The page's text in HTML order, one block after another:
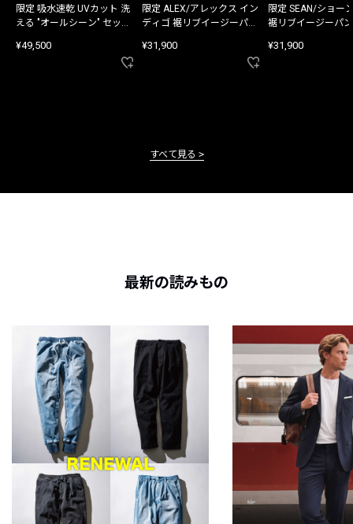
限定 吸水速乾 UVカット 洗
える "オールシーン" セット
¥49,500
限定 ALEX/アレックス イン
ディゴ 裾リブイージーパン
¥31,900
限定 SEAN/ショー
裾リブイージーパ
¥31,900
すべて見る
最新の読みもの